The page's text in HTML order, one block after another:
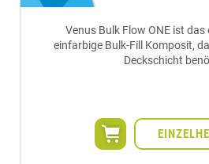
Venus Bulk Flow ONE ist
einfarbige Bulk-Fill Komposit,
Deckschicht